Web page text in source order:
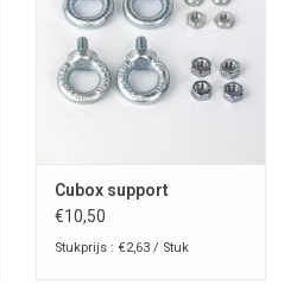
Cubox support
€10,50
Stukprijs : €2,63 / Stuk